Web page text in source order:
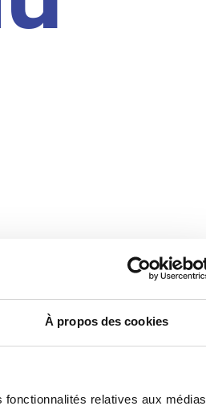
À propos des cookies
relatives aux médias